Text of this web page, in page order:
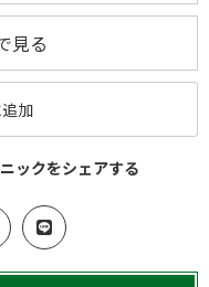
見る
加
ックをシェアする